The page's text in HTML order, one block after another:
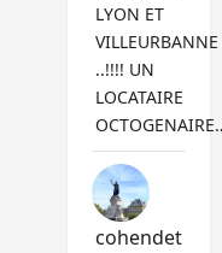
LYON ET
VILLEURBANNE
..!!!! UN
LOCATAIRE
cohendet